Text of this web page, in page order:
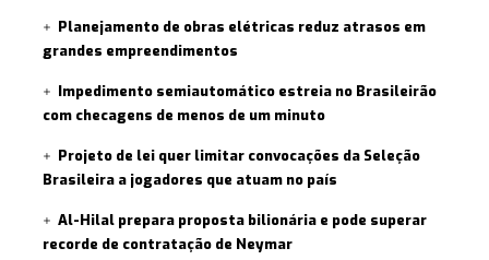
Planejamento de obras elétricas reduz atrasos em
grandes empreendimentos
Impedimento semiautomático estreia no Brasileirão
com checagens de menos de um minuto
Projeto de lei quer limitar convocações da Seleção
Brasileira a jogadores que atuam no país
Al-Hilal prepara proposta bilionária e pode superar
recorde de contratação de Neymar